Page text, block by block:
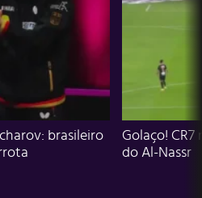
brasileiro
Golaço!
do Al-Nassr